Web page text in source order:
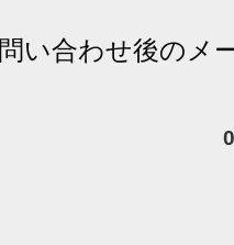
問い合わせ後のメ